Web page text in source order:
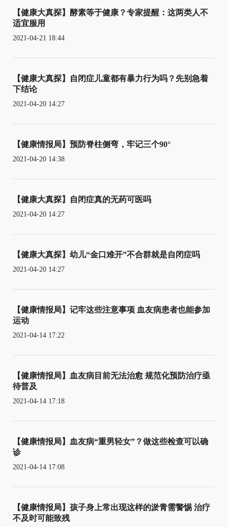
【健康大真探】酵素等于健康？专家提醒：这两类人不
适宜服用
2021-04-21 18:44
【健康大真探】自闭症儿童都有暴力行为吗？先别急着
下结论
2021-04-20 14:27
【健康情报局】预防脊柱侧弯，牢记三个90°
2021-04-20 14:38
【健康大真探】自闭症真的无药可医吗
2021-04-20 14:27
【健康大真探】幼儿“金口难开”不合群就是自闭症吗
2021-04-20 14:27
【健康情报局】记牢这些注意事项 血友病患者也能参加
运动
2021-04-14 17:22
【健康情报局】血友病目前无法治愈 规范化预防治疗亟
待普及
2021-04-14 17:18
【健康情报局】血友病“重男轻女”？做这些检查可以确
诊
2021-04-14 17:08
【健康情报局】孩子身上常出现这样的淤青需警惕 治疗
不及时可能致残